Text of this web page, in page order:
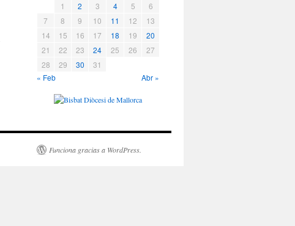
1 2 3 4 5
6
7
8 9 10 11 12
13
14
15 16 17 18 19
20
21
22 23 24 25 26
27
28
29 30
31
« Feb
Abr »
Funciona gracias a WordPress.